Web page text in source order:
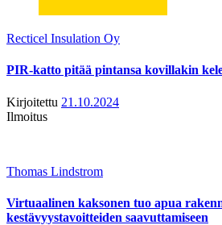
Recticel Insulation Oy
PIR-katto pitää pintansa kovillakin
Kirjoitettu 21.10.2024
Ilmoitus
Thomas Lindstrom
Virtuaalinen kaksonen tuo apua
kestävyystavoitteiden saavuttamiseen